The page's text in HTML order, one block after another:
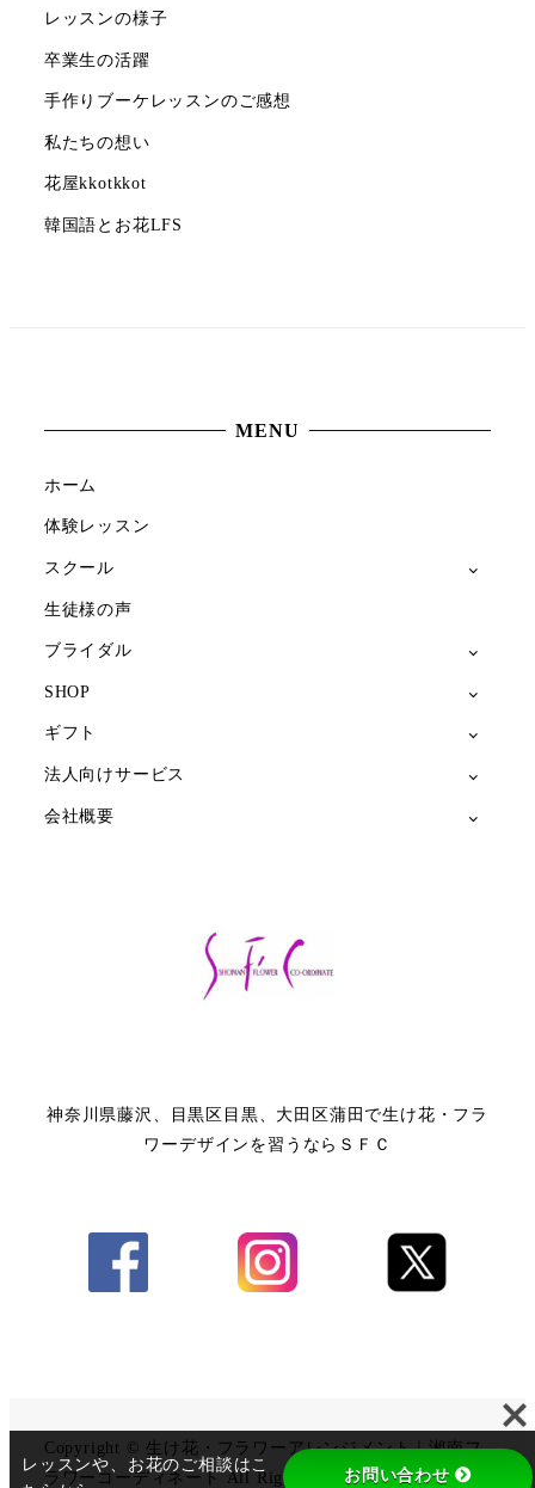
レッスンの様子
卒業生の活躍
手作りブーケレッスンのご感想
私たちの想い
花屋kkotkkot
韓国語とお花LFS
MENU
ホーム
体験レッスン
スクール
生徒様の声
ブライダル
SHOP
ギフト
法人向けサービス
会社概要
神奈川県藤沢、目黒区目黒、大田区蒲田で生け花・フラ
ワーデザインを習うならＳＦＣ
Copyright © 生け花・フラワーアレンジメント｜湘南フ
ラワーコーディネート All Rights Reserved.
レッスンや、お花のご相談はこ
お問い合わせ